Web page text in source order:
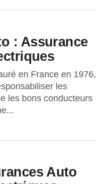
: Assurance
en France en 1976,
les
les bons conducteurs
Auto